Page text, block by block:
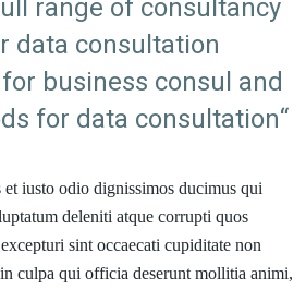
range of consultancy
data consultation
business consul and
for data consultation“
et iusto odio dignissimos ducimus qui
deleniti atque corrupti quos
sint occaecati cupiditate non
culpa qui officia deserunt mollitia animi,